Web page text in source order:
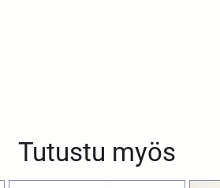
Tutustu myös